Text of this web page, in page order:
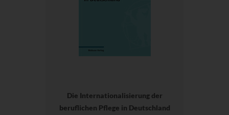
Die Internationalisierung der
beruflichen Pflege in Deutschland